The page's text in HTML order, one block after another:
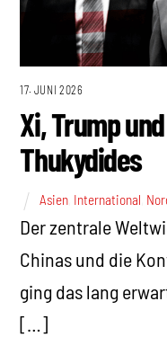
17. JUNI 2026
Xi, Trump
Thukydides
Asien International
Der zentrale
Chinas und die
ging das lang
[…]